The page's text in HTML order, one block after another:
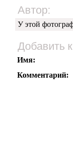
Автор:
У этой
Добавить
Имя:
Комментарий: